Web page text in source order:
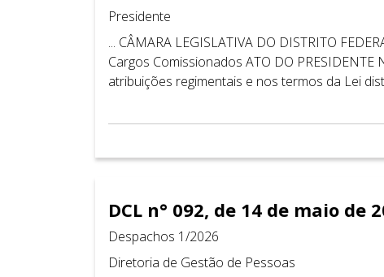
Presidente
... CÂMARA LEGISLATIVA DO DISTRITO
Cargos Comissionados ATO DO PRESIDENTE
atribuições regimentais e nos termos da Lei
DCL n° 092, de 14 de maio de
Despachos 1/2026
Diretoria de Gestão de Pessoas